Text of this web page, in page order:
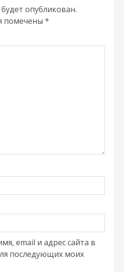
опубликован.
помечены *
email и адрес сайта в
последующих моих